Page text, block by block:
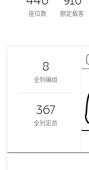
座位数 额定载客
8
全列编组
367
全列定员